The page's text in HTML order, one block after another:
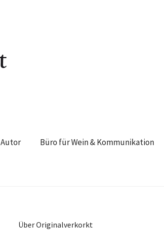
Autor Büro für Wein & Kommunikation
Über Originalverkorkt